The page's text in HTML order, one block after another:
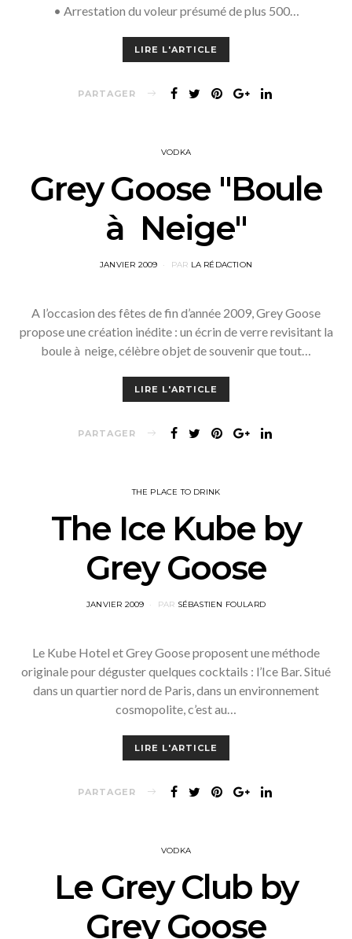
• Arrestation du voleur présumé de plus 500…
LIRE L'ARTICLE
PARTAGER
VODKA
Grey Goose "Boule
à Neige"
POSTED
JANVIER 2009 PAR LA RÉDACTION
A l’occasion des fêtes de fin d’année 2009, Grey Goose
propose une création inédite : un écrin de verre revisitant la
boule à neige, célèbre objet de souvenir que tout…
LIRE L'ARTICLE
PARTAGER
THE PLACE TO DRINK
The Ice Kube by
Grey Goose
POSTED
JANVIER 2009 PAR SÉBASTIEN FOULARD
Le Kube Hotel et Grey Goose proposent une méthode
originale pour déguster quelques cocktails : l’Ice Bar. Situé
dans un quartier nord de Paris, dans un environnement
cosmopolite, c’est au…
LIRE L'ARTICLE
PARTAGER
VODKA
Le Grey Club by
Grey Goose